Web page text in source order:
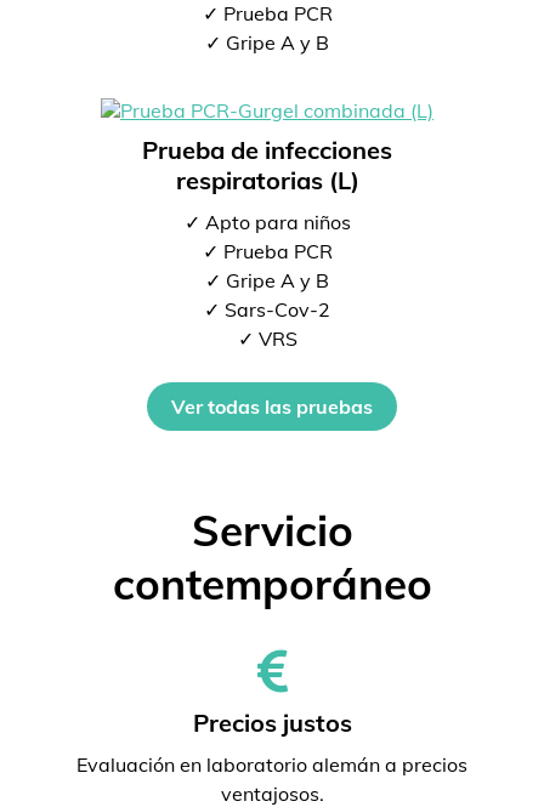
✓ Prueba PCR
✓ Gripe A y B
Prueba de infecciones
respiratorias (L)
✓ Apto para niños
✓ Prueba PCR
✓ Gripe A y B
✓ Sars-Cov-2
✓ VRS
Ver todas las pruebas
Servicio
contemporáneo
Precios justos
Evaluación en laboratorio alemán a precios
ventajosos.